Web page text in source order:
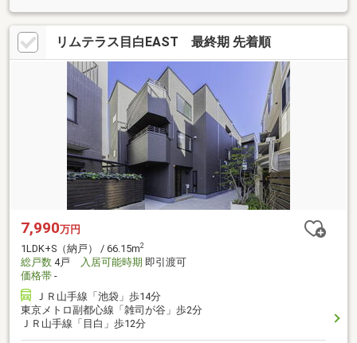
リムテラス目白EAST 最終期 先着順
7,990万円
1LDK+S（納戸） / 66.15m2
総戸数 4戸 入居可能時期 即引渡可
価格帯 -
ＪＲ山手線「池袋」歩14分
東京メトロ副都心線「雑司が谷」歩2分
ＪＲ山手線「目白」歩12分